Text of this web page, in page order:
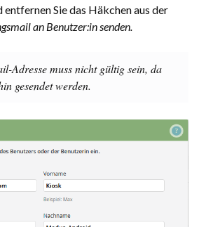
entfernen Sie das Häkchen aus der
an Benutzer:in senden.
Adresse muss nicht gültig sein, da
gesendet werden.